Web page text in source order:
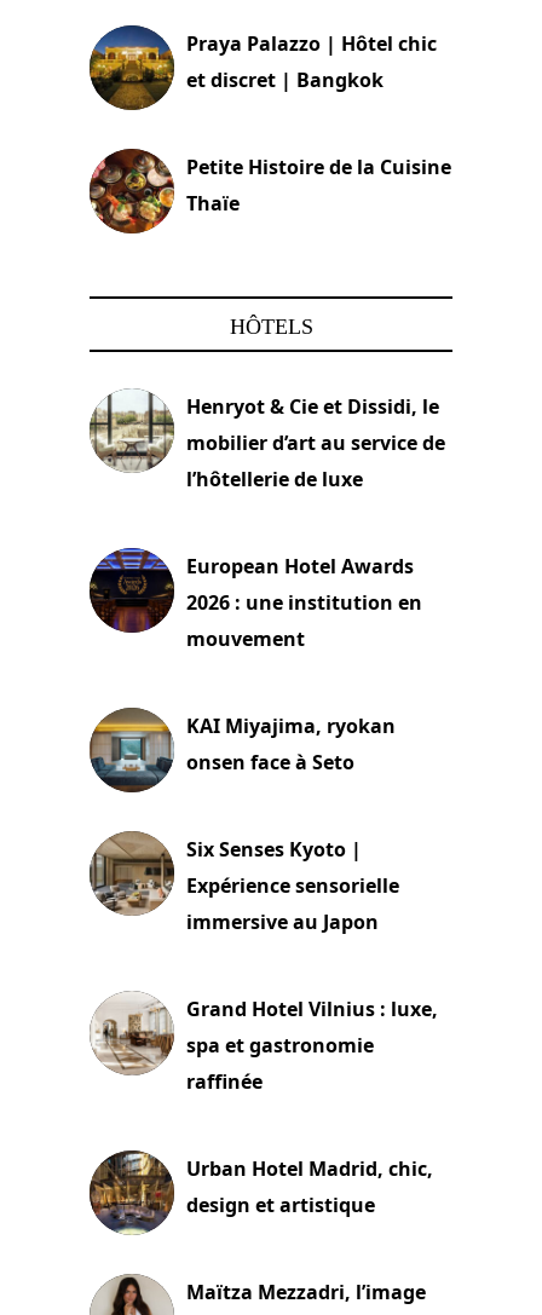
Praya Palazzo | Hôtel chic
et discret | Bangkok
Petite Histoire de la Cuisine
Thaïe
HÔTELS
Henryot & Cie et Dissidi, le
mobilier d’art au service de
l’hôtellerie de luxe
European Hotel Awards
2026 : une institution en
mouvement
KAI Miyajima, ryokan
onsen face à Seto
Six Senses Kyoto |
Expérience sensorielle
immersive au Japon
Grand Hotel Vilnius : luxe,
spa et gastronomie
raffinée
Urban Hotel Madrid, chic,
design et artistique
Maïtza Mezzadri, l’image